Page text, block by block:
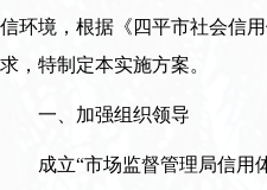
信环境，根据《四平市社会信
求，特制定本实施方案。
一、加强组织领导
成立“市场监督管理局信用